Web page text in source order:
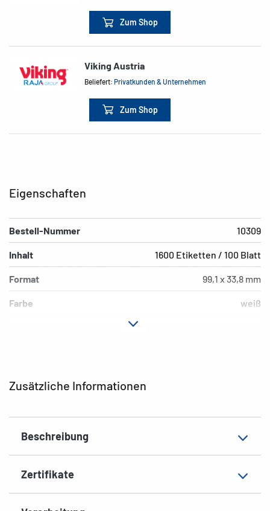
Zum Shop
Viking Austria
Beliefert:Privatkunden & Unternehmen
Zum Shop
Zusätzliche Informationen
Beschreibung
Zertifikate
Eigenschaften
Bestell-Nummer 10309
Inhalt 1600 Etiketten / 100 Blatt
Format 99,1 x 33,8 mm
Farbe weiß